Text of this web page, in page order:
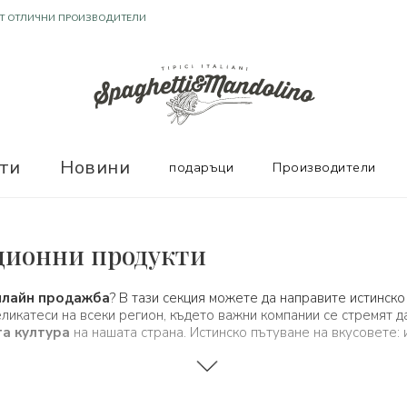
продукти
продажба? В тази секция можете да направите
на всеки регион, където важни компании се стремят
култура на нашата страна. Истинско пътуване на
ОТЗИВИ
Новини подаръци Производители